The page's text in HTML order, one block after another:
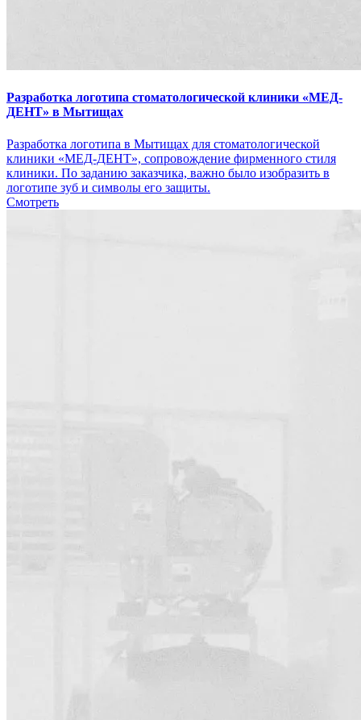
Разработка логотипа стоматологической клиники «МЕД-
ДЕНТ» в Мытищах
Разработка логотипа в Мытищах для стоматологической
клиники «МЕД-ДЕНТ», сопровождение фирменного стиля
клиники. По заданию заказчика, важно было изобразить в
логотипе зуб и символы его защиты.
Смотреть